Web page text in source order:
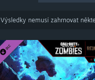
Výsledky nemusí zahrnovat